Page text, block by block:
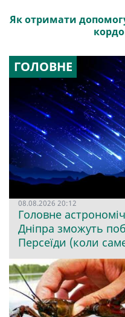
Як отримати
ГОЛОВНЕ
08.08.2026 20:12
Головне
Дніпра зможуть
Персеїди (коли